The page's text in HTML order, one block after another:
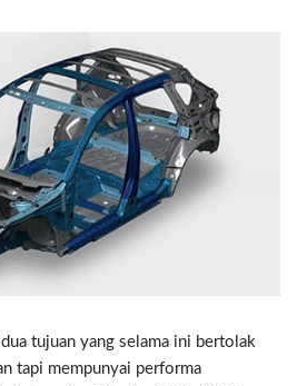
tujuan yang selama ini bertolak
tapi mempunyai performa